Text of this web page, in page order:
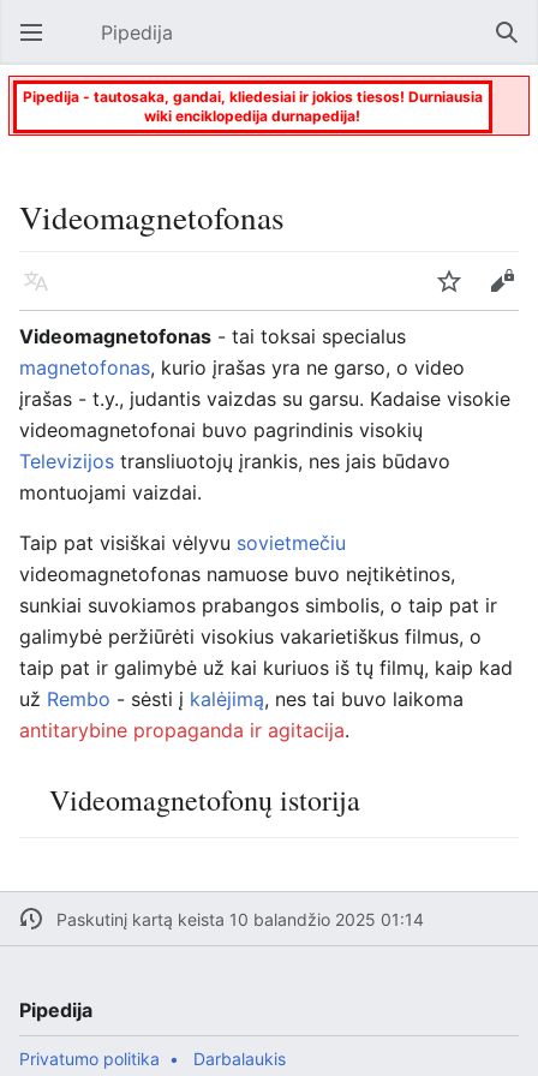
Atverti pagrindinį meniu Pipedija
Pipedija - tautosaka, gandai, kliedesiai ir jokios tiesos! Durniausia
wiki enciklopedija durnapedija!
Videomagnetofonas
Kalba Stebėti
Keisti
Videomagnetofonas - tai toksai specialus
magnetofonas, kurio įrašas yra ne garso, o video
įrašas - t.y., judantis vaizdas su garsu. Kadaise visokie
videomagnetofonai buvo pagrindinis visokių
Televizijos transliuotojų įrankis, nes jais būdavo
montuojami vaizdai.
Taip pat visiškai vėlyvu sovietmečiu
videomagnetofonas namuose buvo neįtikėtinos,
sunkiai suvokiamos prabangos simbolis, o taip pat ir
galimybė peržiūrėti visokius vakarietiškus filmus, o
taip pat ir galimybė už kai kuriuos iš tų filmų, kaip kad
už Rembo - sėsti į kalėjimą, nes tai buvo laikoma
antitarybine propaganda ir agitacija.
Videomagnetofonų istorija
Paskutinį kartą keista 10 balandžio 2025 01:14
Pipedija
Privatumo politika Darbalaukis